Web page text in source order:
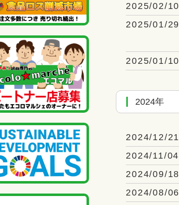
2025/02/10
2025/01/29
2025/01/10
2024年
2024/12/21
2024/11/04
2024/09/18
2024/08/06